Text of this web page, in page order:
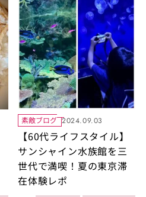
素敵ブログ 2024.09.03
【60代ライフスタイル】
サンシャイン水族館を三
世代で満喫！夏の東京滞
在体験レポ